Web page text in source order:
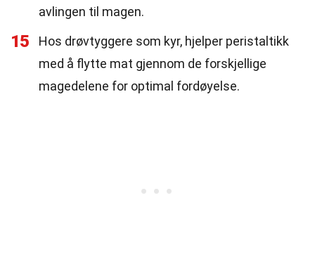
avlingen til magen.
15
Hos drøvtyggere som kyr, hjelper peristaltikk
med å flytte mat gjennom de forskjellige
magedelene for optimal fordøyelse.